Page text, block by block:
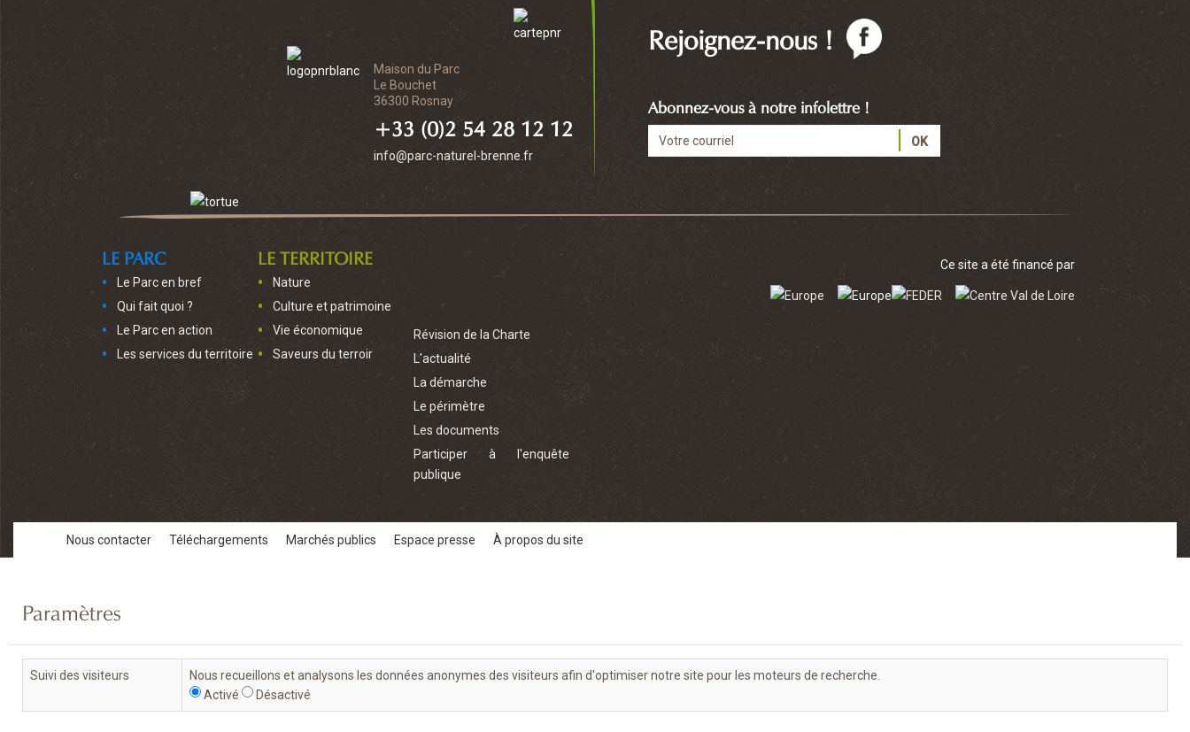
Maison du Parc
Le Bouchet
36300 Rosnay
+33 (0)2 54 28 12 12
info@parc-naturel-brenne.fr
Rejoignez-nous !
Abonnez-vous à notre infolettre !
LE PARC
Le Parc en bref
Qui fait quoi ?
Le Parc en action
Les services du territoire
LE TERRITOIRE
Nature
Culture et patrimoine
Vie économique
Saveurs du terroir
Révision de la Charte
L'actualité
La démarche
Le périmètre
Les documents
Participer à l'enquête
publique
Ce site a été financé par
Nous contacter Téléchargements Marchés publics Espace presse À propos du site
Paramètres
Suivi des visiteurs
Nous recueillons et analysons les données anonymes des visiteurs afin d'optimiser notre site pour les moteurs de recherche.
Activé
Désactivé